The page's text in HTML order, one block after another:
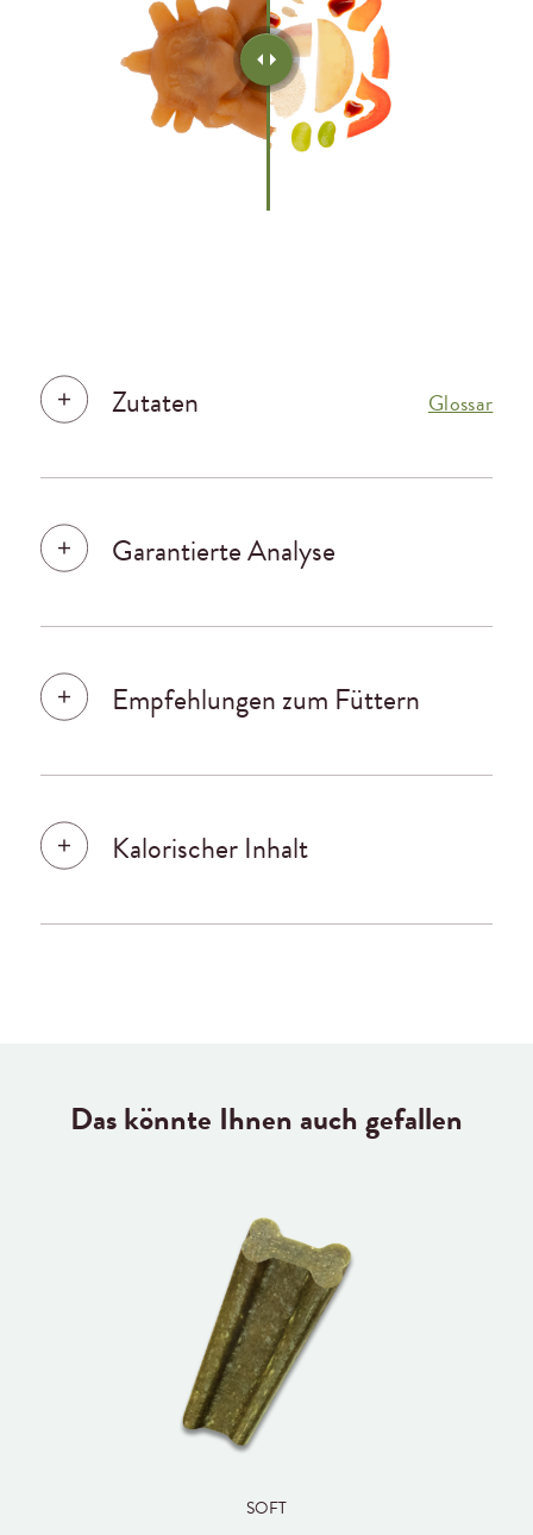
Zutaten Glossar
Garantierte Analyse
Empfehlungen zum Füttern
Kalorischer Inhalt
Das könnte Ihnen auch gefallen
SOFT